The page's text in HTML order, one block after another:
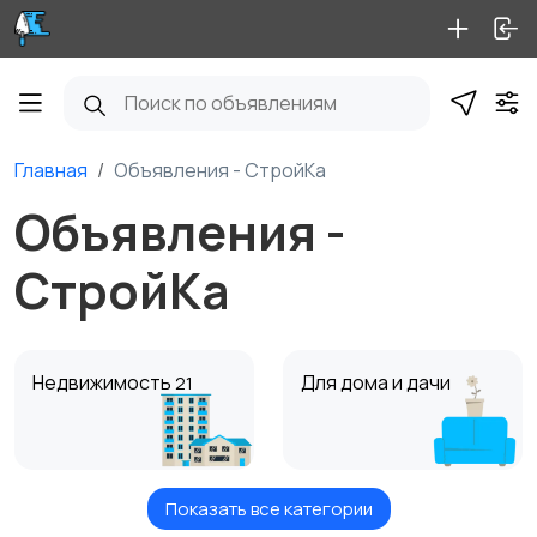
Главная Объявления - СтройКа
Объявления -
СтройКа
Недвижимость 21 Для дома и дачи
Стройматериалы
Отделочные
Показать все категории